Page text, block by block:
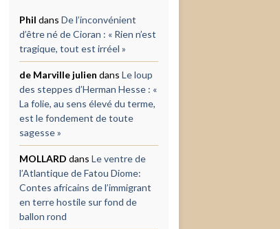
Phil dans De l’inconvénient
d’être né de Cioran : « Rien n’est
tragique, tout est irréel »
de Marville julien dans Le loup
des steppes d’Herman Hesse : «
La folie, au sens élevé du terme,
est le fondement de toute
sagesse »
MOLLARD dans Le ventre de
l’Atlantique de Fatou Diome:
Contes africains de l’immigrant
en terre hostile sur fond de
ballon rond